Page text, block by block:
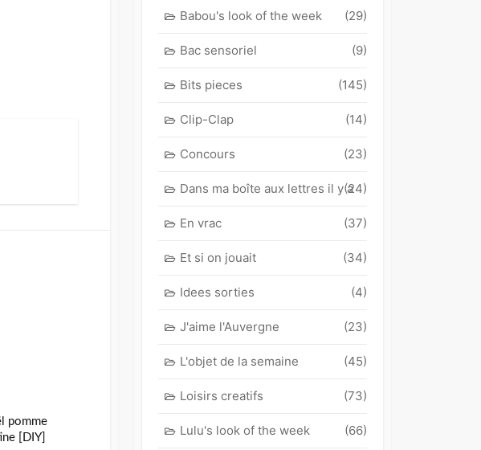
pomme
[DIY]
Babou's look of the week (29)
Bac sensoriel (9)
Bits pieces (145)
Clip-Clap (14)
Concours (23)
Dans ma boîte aux lettres il y a(24)
En vrac (37)
Et si on jouait (34)
Idees sorties (4)
J'aime l'Auvergne (23)
L'objet de la semaine (45)
Loisirs creatifs (73)
Lulu's look of the week (66)